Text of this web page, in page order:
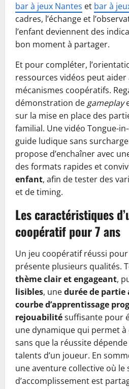
bar à jeux Nantes et bar à
cadres, l’échange et
l’enfant deviennent des
bon moment à partager.
Et pour compléter,
ressources vidéos peut aider
mécanismes coopératifs.
démonstration de gameplay
sur la mise en place des
familial. Une vidéo Tongue-
guide ludique sans
propose d’enchaîner avec
des formats rapides et
enfant, afin de tester des
et de timing.
Les caractéristiques
coopératif pour 7 ans
Un jeu coopératif réussi
présente plusieurs qualités.
thème clair et engageant,
lisibles, unedurée de partie
courbe d’apprentissage
rejouabilitésuffisante pour
une dynamique qui permet
sans que la réussite
talents d’un joueur. En
une aventure collective où le
d’accomplissement est